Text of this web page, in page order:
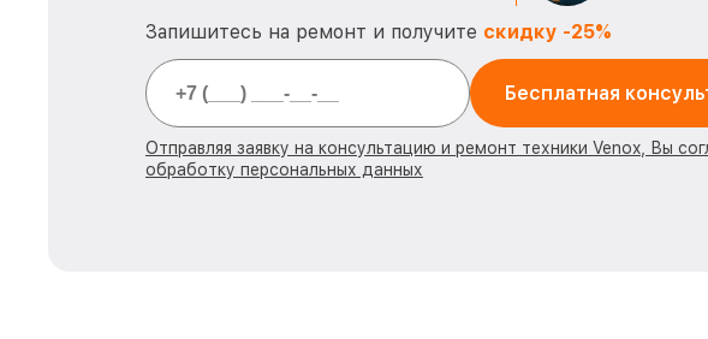
Запишитесь на ремонт и получите скидку -25%
Бесплатная
Отправляя заявку на консультацию и ремонт техники Venox, Вы
обработку персональных данных